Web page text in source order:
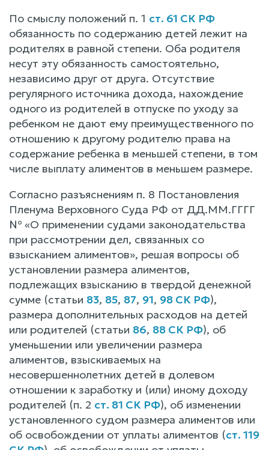
По смыслу положений п. 1 ст. 61 СК РФ
обязанность по содержанию детей лежит на
родителях в равной степени. Оба родителя
несут эту обязанность самостоятельно,
независимо друг от друга. Отсутствие
регулярного источника дохода, нахождение
одного из родителей в отпуске по уходу за
ребенком не дают ему преимущественного по
отношению к другому родителю права на
содержание ребенка в меньшей степени, в том
числе выплату алиментов в меньшем размере.
Согласно разъяснениям п. 8 Постановления
Пленума Верховного Суда РФ от ДД.ММ.ГГГГ
№ «О применении судами законодательства
при рассмотрении дел, связанных со
взысканием алиментов», решая вопросы об
установлении размера алиментов,
подлежащих взысканию в твердой денежной
сумме (статьи 83, 85, 87, 91, 98 СК РФ),
размера дополнительных расходов на детей
или родителей (статьи 86, 88 СК РФ), об
уменьшении или увеличении размера
алиментов, взыскиваемых на
несовершеннолетних детей в долевом
отношении к заработку и (или) иному доходу
родителей (п. 2 ст. 81 СК РФ), об изменении
установленного судом размера алиментов или
об освобождении от уплаты алиментов (ст. 119